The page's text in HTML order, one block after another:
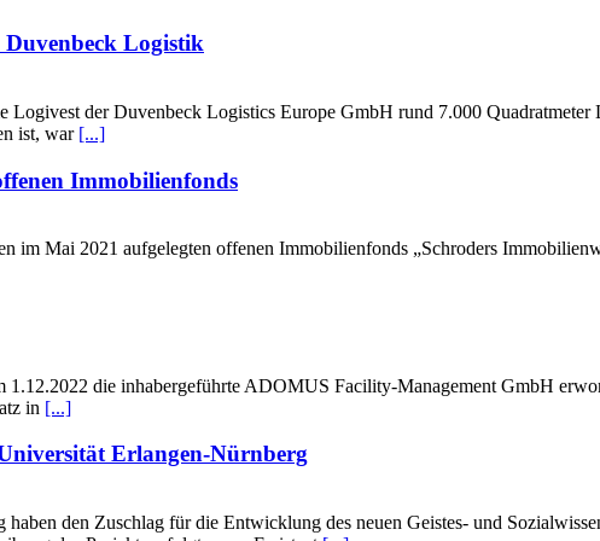
Logistik
der Duvenbeck Logistics Europe GmbH rund 7.000 Quadratmeter
ist, war [...]
Immobilienfonds
Mai 2021 aufgelegten offenen Immobilienfonds „Schroders
die inhabergeführte ADOMUS Facility-Management GmbH
in [...]
Erlangen-Nürnberg
den Zuschlag für die Entwicklung des neuen Geistes- und